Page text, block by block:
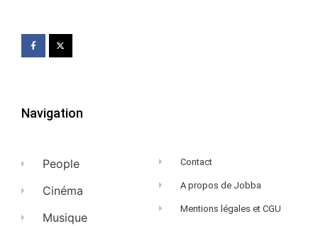
Navigation
People
Cinéma
Musique
Contact
A propos de Jobba
Mentions légales et CGU